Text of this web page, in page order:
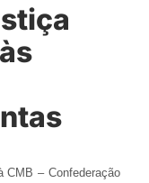
CMB – Confederação